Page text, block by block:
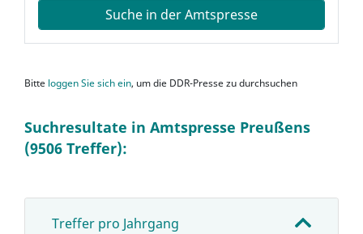
Suche in der Amtspresse
Bitte loggen Sie sich ein, um die DDR-Presse zu durchsuchen
Suchresultate in Amtspresse Preußens
(9506 Treffer):
Treffer pro Jahrgang